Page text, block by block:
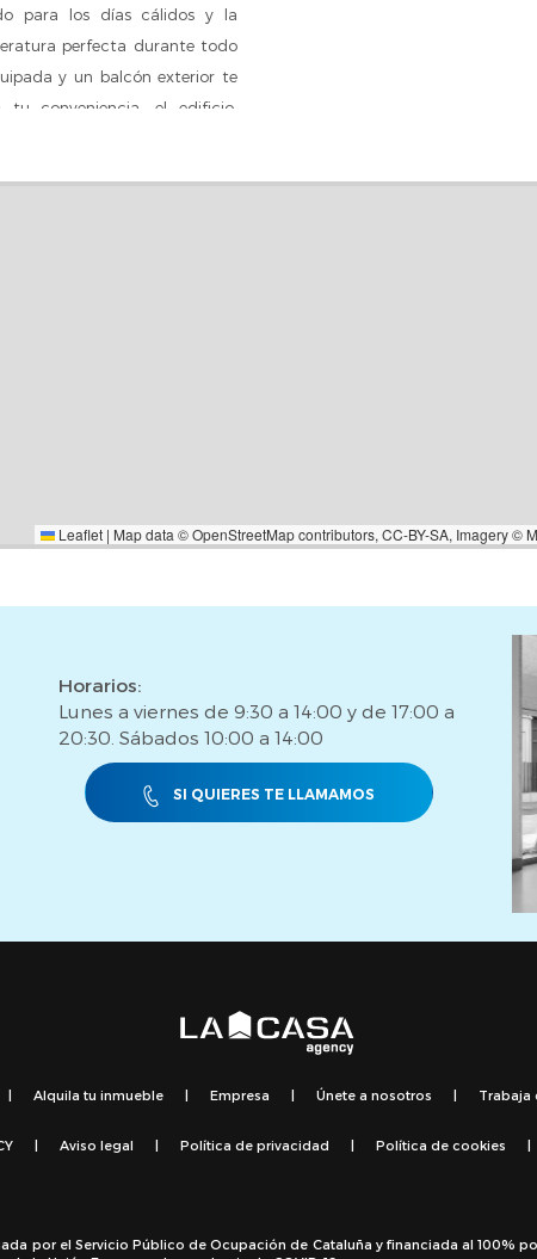
para los días cálidos y la
perfecta durante todo
y un balcón exterior te
conveniencia, el edificio,
de los Austrias, rodeado
la calma de una plaza
céntrica sin renunciar a
y podrían no coincidir
anuncio no tiene carácter
Leaflet | Map data ©OpenStreetMapcontributors, CC-BY-SA, Imagery ©
Horarios:
Lunes a viernes de 9:30 a 14:00 y de 17:00 a
20:30. Sábados 10:00 a 14:00
SI QUIERES TE LLAMAMOS
| Alquila tu inmueble | Empresa | Únete a nosotros | Trabaja
| Aviso legal | Política de privacidad | Política de cookies |
por el Servicio Público de Ocupación de Cataluña y financiada al 100%